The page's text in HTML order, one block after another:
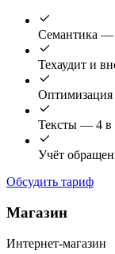
Семантика —
Техаудит и
Тексты — 4 в
Учёт
Обсудить тариф
Магазин
Интернет-магазин